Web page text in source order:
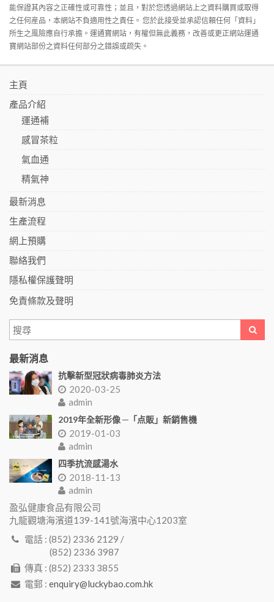
能保證其內容之正確性或可靠性；並且，對於您透過網站上之資料購買或取得
之任何産品，本網站不負適用性之責任。 您於此接受並承認信賴任何「資料」
所生之風險應自行承擔。運通寶網站，有權但無此義務，改善或更正網站運通
寶網站部份之資料任何部分之錯誤或疏失。
主頁
產品介紹
運通補
感冒茶粒
氣血通
精氣神
最新消息
生產流程
網上預購
聯絡我們
隱私權保護聲明
免責條款及聲明
最新消息
抗擊新型冠狀病毒肺炎方法
2020-03-25
admin
2019年全新形像 ─「点販」新銷售機
2019-01-03
admin
四季抗流感湯水
2018-11-13
admin
盈弘健康食品有限公司
九龍觀塘海濱道139-141號海濱中心1203室
電話 : (852) 2336 2129 /
(852) 2336 3987
傳真 : (852) 2333 3855
電郵 : enquiry@luckybao.com.hk